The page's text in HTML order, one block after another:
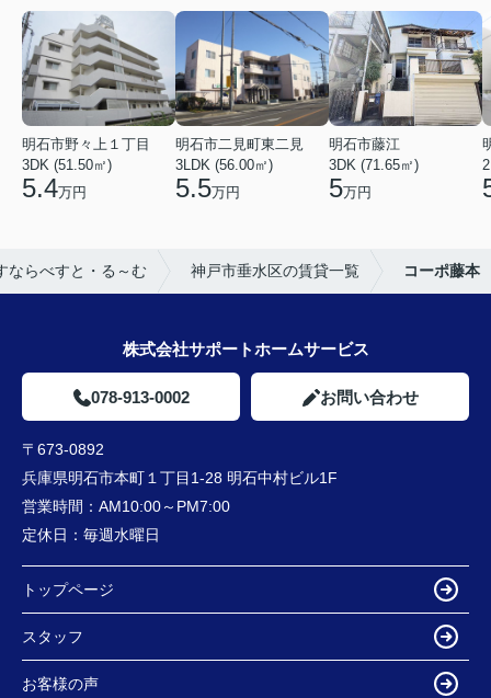
明石市野々上１丁目
3DK (51.50㎡)
5.4万円
明石市二見町東二見
3LDK (56.00㎡)
5.5万円
明石市藤江
3DK (71.65㎡)
5万円
ならべすと・る～む 神戸市垂水区の賃貸一覧 コーポ藤本
株式会社サポートホームサービス
078-913-0002 お問い合わせ
〒673-0892
兵庫県明石市本町１丁目1-28 明石中村ビル1F
営業時間： AM10:00～PM7:00
定休日： 毎週水曜日
トップページ
スタッフ
お客様の声